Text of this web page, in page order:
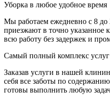
Уборка в любое удобное время
Мы работаем ежедневно с 8
приезжают в точно
всю работу без задержек и
Самый полный комплекс услуг
Заказав услуги в нашей
себя все заботы по
готовы выполнить любую